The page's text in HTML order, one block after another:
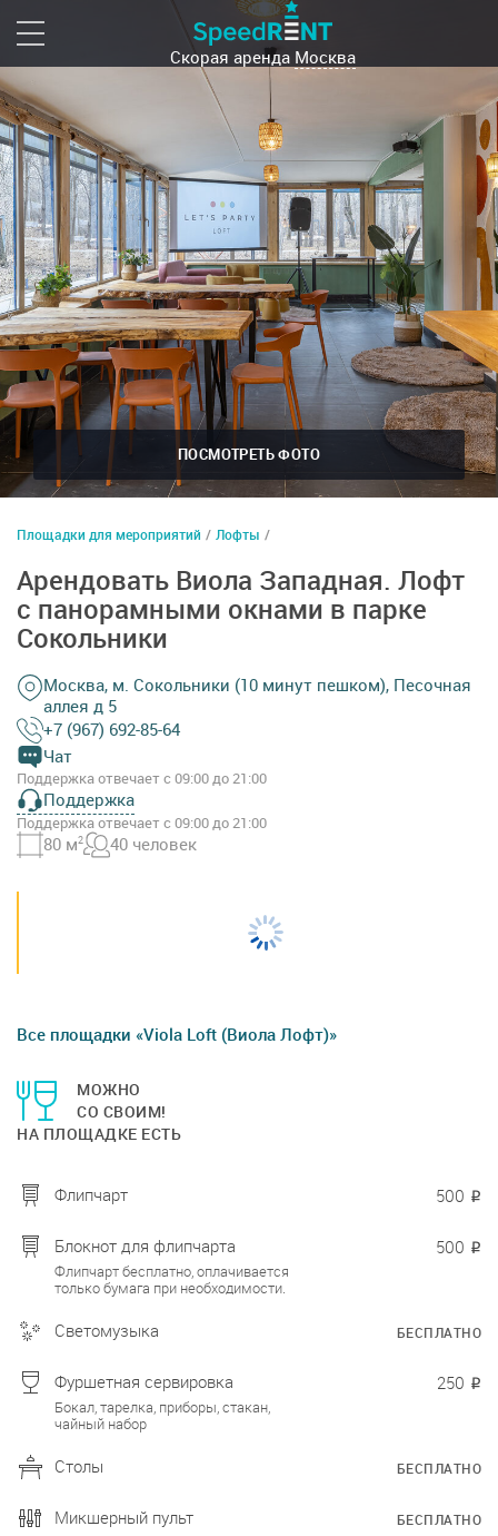
Скорая аренда Москва
ПОСМОТРЕТЬ ФОТО
Площадки для мероприятий / Лофты /
Арендовать Виола Западная. Лофт
с панорамными окнами в парке
Сокольники
Москва, м. Сокольники (10 минут пешком), Песочная
аллея д 5
+7 (967) 692-85-64
Чат
Поддержка отвечает с 09:00 до 21:00
Поддержка
Поддержка отвечает с 09:00 до 21:00
80 м2 40 человек
Все площадки «Viola Loft (Виола Лофт)»
МОЖНО
СО СВОИМ!
НА ПЛОЩАДКЕ ЕСТЬ
Флипчарт 500 ₽
Блокнот для флипчарта
Флипчарт бесплатно, оплачивается
только бумага при необходимости.
500 ₽
Светомузыка БЕСПЛАТНО
Фуршетная сервировка
Бокал, тарелка, приборы, стакан,
чайный набор
250 ₽
Столы БЕСПЛАТНО
Микшерный пульт БЕСПЛАТНО